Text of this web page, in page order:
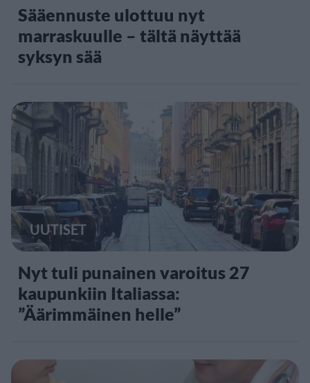
Sääennuste ulottuu nyt
marraskuulle – tältä näyttää
syksyn sää
UUTISET
Nyt tuli punainen varoitus 27
kaupunkiin Italiassa:
”Äärimmäinen helle”